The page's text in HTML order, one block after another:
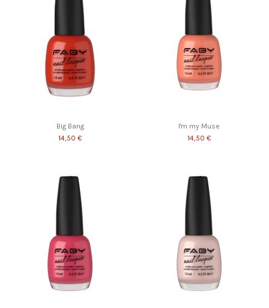
Big Bang
14,50 €
I'm my Muse
14,50 €